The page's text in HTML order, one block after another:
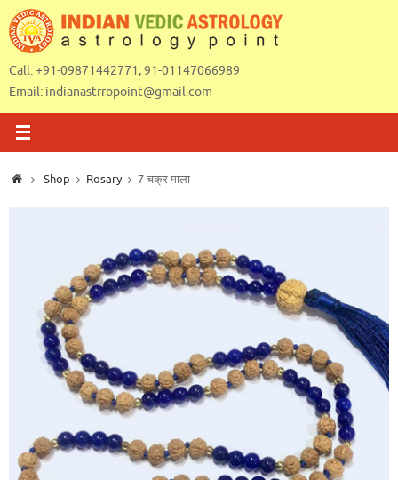
Skip
to
content
Call: +91-09871442771, 91-01147066989
Email: indianastrropoint@gmail.com
HomeShop Rosary 7 चक्र माला